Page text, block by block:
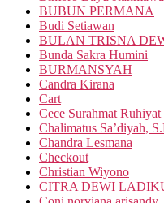
BUBUN PERMANA
Budi Setiawan
BULAN TRISNA
Bunda Sakra Humini
BURMANSYAH
Candra Kirana
Cart
Cece Surahmat Ruhiyat
Chalimatus Sa’diyah,
Chandra Lesmana
Checkout
Christian Wiyono
CITRA DEWI